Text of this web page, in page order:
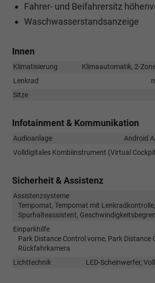
Fahrer- und Beifahrersitz
Waschwasserstandsanzeige
Innen
Klimatisierung
Klimaautomatik, 2-
Lenkrad
Sitze
Infotainment & Kommunikation
Audioanlage
Android
Volldigitales Kombiinstrument (Virtual
Sicherheit & Assistenz
Assistenzsysteme
Tempomat, Tempomat mit Lenkradkontrolle,
Spurhalteassistent,
Einparkhilfe
Park Distance Control vorne, Park Distance
Rückfahrkamera
Lichttechnik
LED-Scheinwerfer,